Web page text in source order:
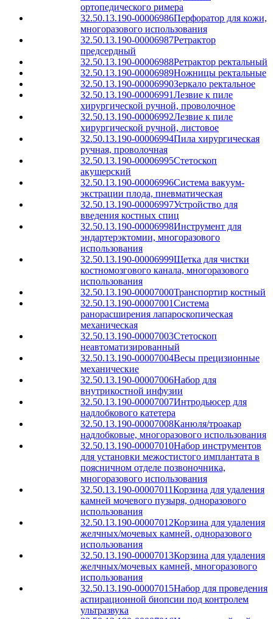
ортопедического римера
32.50.13.190-00006986Перфоратор для кожи,
многоразового использования
32.50.13.190-00006987Ретрактор
предсердный
32.50.13.190-00006988Ретрактор ректальный
32.50.13.190-00006989Ножницы ректальные
32.50.13.190-00006990Зеркало ректальное
32.50.13.190-00006991Лезвие к пиле
хирургической ручной, проволочное
32.50.13.190-00006992Лезвие к пиле
хирургической ручной, листовое
32.50.13.190-00006994Пила хирургическая
ручная, проволочная
32.50.13.190-00006995Стетоскоп
акушерский
32.50.13.190-00006996Система вакуум-
экстрации плода, пневматическая
32.50.13.190-00006997Устройство для
введения костных спиц
32.50.13.190-00006998Инструмент для
эндартерэктомии, многоразового
использования
32.50.13.190-00006999Щетка для чистки
костномозгового канала, многоразового
использования
32.50.13.190-00007000Транспортир костный
32.50.13.190-00007001Система
ранорасширения лапароскопическая
механическая
32.50.13.190-00007003Стетоскоп
неавтоматизированный
32.50.13.190-00007004Весы прецизионные
механические
32.50.13.190-00007006Набор для
внутрикостной инфузии
32.50.13.190-00007007Интродьюсер для
надлобкового катетера
32.50.13.190-00007008Канюля/троакар
надлобковые, многоразового использования
32.50.13.190-00007010Набор инструментов
для установки межостистого имплантата в
поясничном отделе позвоночника,
многоразового использования
32.50.13.190-00007011Корзина для удаления
камней мочевого пузыря, одноразового
использования
32.50.13.190-00007012Корзина для удаления
желчных/мочевых камней, одноразового
использования
32.50.13.190-00007013Корзина для удаления
желчных/мочевых камней, многоразового
использования
32.50.13.190-00007015Набор для проведения
аспирационной биопсии под контролем
ультразвука